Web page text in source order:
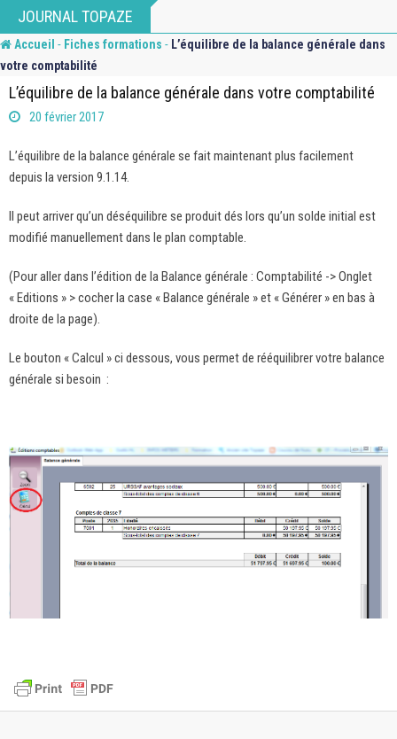
to
content
JOURNAL TOPAZE
Accueil - Fiches formations - L’équilibre de la balance générale dans
votre comptabilité
L’équilibre de la balance générale dans votre comptabilité
20 février 2017
L’équilibre de la balance générale se fait maintenant plus facilement
depuis la version 9.1.14.
Il peut arriver qu’un déséquilibre se produit dés lors qu’un solde initial est
modifié manuellement dans le plan comptable.
(Pour aller dans l’édition de la Balance générale : Comptabilité -> Onglet
« Editions » > cocher la case « Balance générale » et « Générer » en bas à
droite de la page).
Le bouton « Calcul » ci dessous, vous permet de rééquilibrer votre balance
générale si besoin :